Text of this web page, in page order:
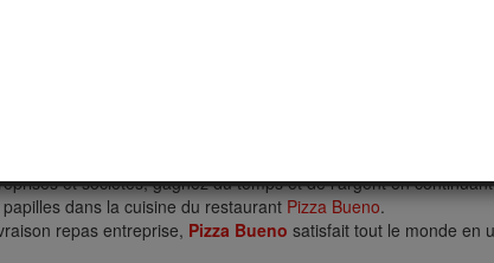
Ouvre à heure) pour commander votre repas en ligne à
produits, n'hésitez pas à nous suivre sur notre site ou sur
?
ou un email de confirmation.
et sociétés, gagnez du temps et de l'argent en
dans la cuisine du restaurant Pizza Bueno.
repas entreprise, Pizza Bueno satisfait tout le monde en